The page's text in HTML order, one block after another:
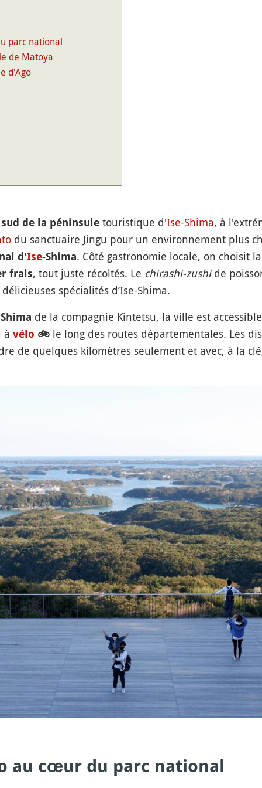
parc national
de Matoya
d'Ago
de la péninsuletouristique d'Ise-Shima, à
du sanctuaire Jingu pour un environnement plus
d'Ise-Shima. Côté gastronomie locale, on choisit
frais, tout juste récoltés. Le chirashi-zushide
spécialités d’Ise-Shima.
de la compagnie Kintetsu, la ville est
à vélo 🚲le long des routes départementales. Les
de quelques kilomètres seulement et avec, à la
au cœur du parc national